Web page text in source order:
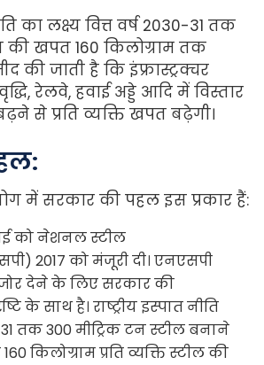
का लक्ष्य वित्त वर्ष 2030-31 तक
की खपत 160 किलोग्राम तक
की जाती है कि इंफ्रास्ट्रक्चर
रेलवे, हवाई अड्डे आदि में विस्तार
से प्रति व्यक्ति खपत बढ़ेगी।
में सरकार की पहल इस प्रकार हैं:
को नेशनल स्टील
2017 को मंजूरी दी। एनएसपी
जोर देने के लिए सरकार की
के साथ है। राष्ट्रीय इस्पात नीति
तक 300 मीट्रिक टन स्टील बनाने
किलोग्राम प्रति व्यक्ति स्टील की